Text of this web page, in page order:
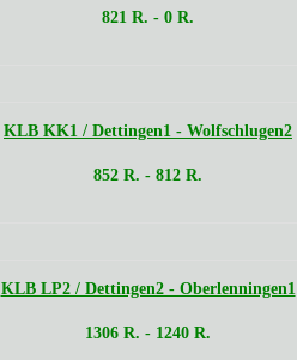
821 R. - 0 R.
KLB KK1 / Dettingen1 - Wolfschlugen2
852 R. - 812 R.
KLB LP2 / Dettingen2 - Oberlenningen1
1306 R. - 1240 R.